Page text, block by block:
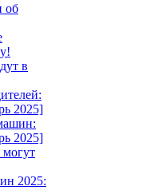
об
в
2025]
2025]
могут
2025: